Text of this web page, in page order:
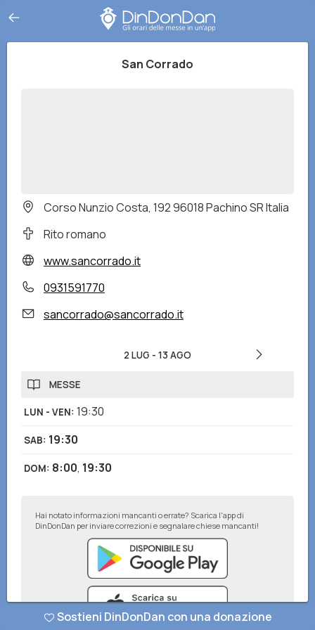
San Corrado
Corso Nunzio Costa, 192 96018 Pachino SR Italia
Rito romano
www.sancorrado.it
0931591770
sancorrado@sancorrado.it
2 LUG - 13 AGO
MESSE
LUN - VEN: 19:30
SAB: 19:30
DOM: 8:00, 19:30
Hai notato informazioni mancanti o errate? Scarica l'app di
DinDonDan per inviare correzioni e segnalare chiese mancanti!
Sostieni DinDonDan con una donazione